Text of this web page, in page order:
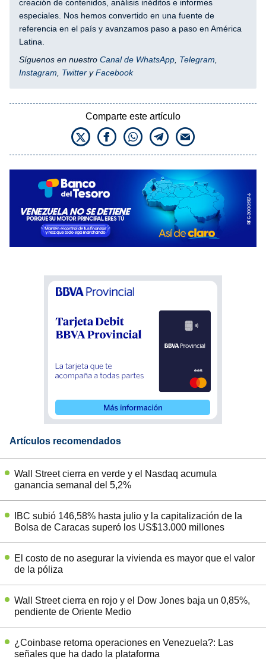
creación de contenidos, análisis inéditos e informes
especiales. Nos hemos convertido en una fuente de
referencia en el país y avanzamos paso a paso en América
Latina.
Síguenos en nuestro Canal de WhatsApp Telegram
Instagram
Twitter yFacebook
Comparte este artículo
Artículos recomendados
Wall Street cierra en verde y el Nasdaq acumula
ganancia semanal del 5,2%
IBC subió 146,58% hasta julio y la capitalización de la
Bolsa de Caracas superó los US$13.000 millones
El costo de no asegurar la vivienda es mayor que el valor
de la póliza
Wall Street cierra en rojo y el Dow Jones baja un 0,85%,
pendiente de Oriente Medio
¿Coinbase retoma operaciones en Venezuela?: Las
señales que ha dado la plataforma